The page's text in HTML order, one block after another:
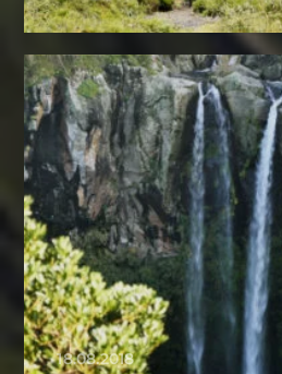
18.08.2018